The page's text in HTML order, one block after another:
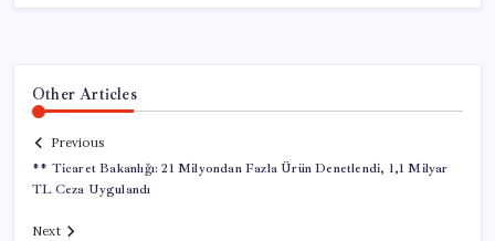
Other Articles
Previous
** Ticaret Bakanlığı: 21 Milyondan Fazla Ürün Denetlendi, 1,1 Milyar
TL Ceza Uygulandı
Next